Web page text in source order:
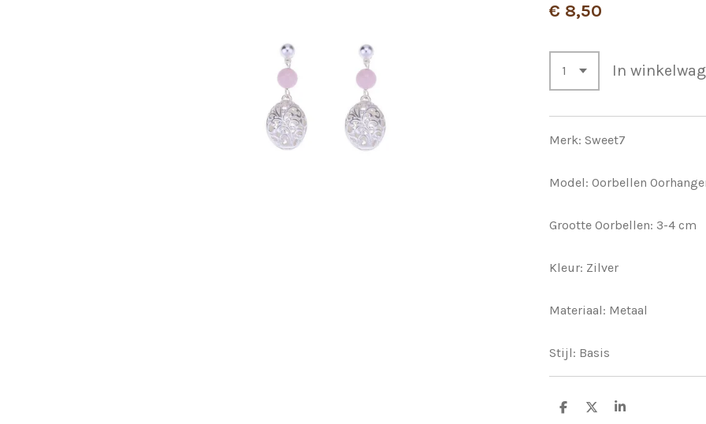
€ 8,50
In
Merk: Sweet7
Model: Oorbellen
Grootte Oorbellen: 3-4 cm
Kleur: Zilver
Materiaal: Metaal
Stijl: Basis
D
D
S